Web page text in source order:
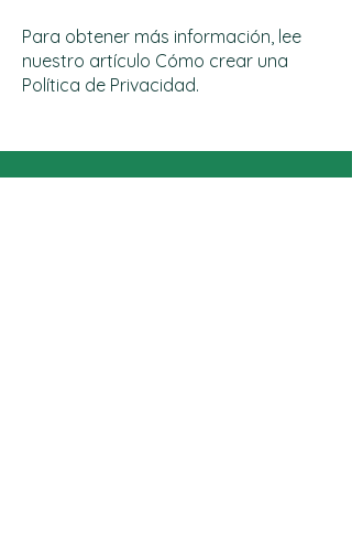
Para obtener más información, lee
nuestro artículo Cómo crear una
Política de Privacidad.